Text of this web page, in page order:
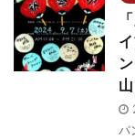
山
パ